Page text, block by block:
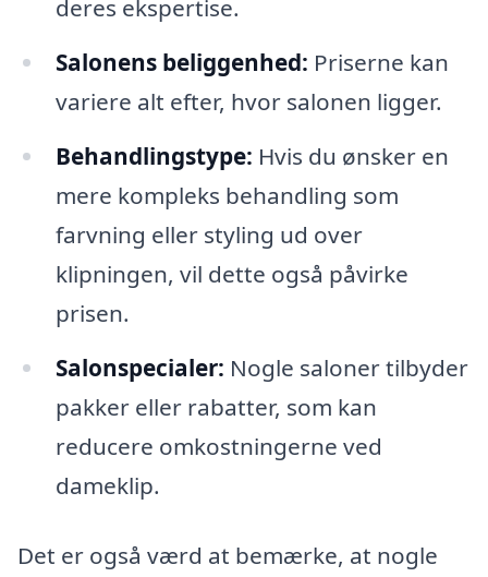
deres ekspertise.
Salonens beliggenhed: Priserne kan
variere alt efter, hvor salonen ligger.
Behandlingstype: Hvis du ønsker en
mere kompleks behandling som
farvning eller styling ud over
klipningen, vil dette også påvirke
prisen.
Salonspecialer: Nogle saloner tilbyder
pakker eller rabatter, som kan
reducere omkostningerne ved
dameklip.
Det er også værd at bemærke, at nogle